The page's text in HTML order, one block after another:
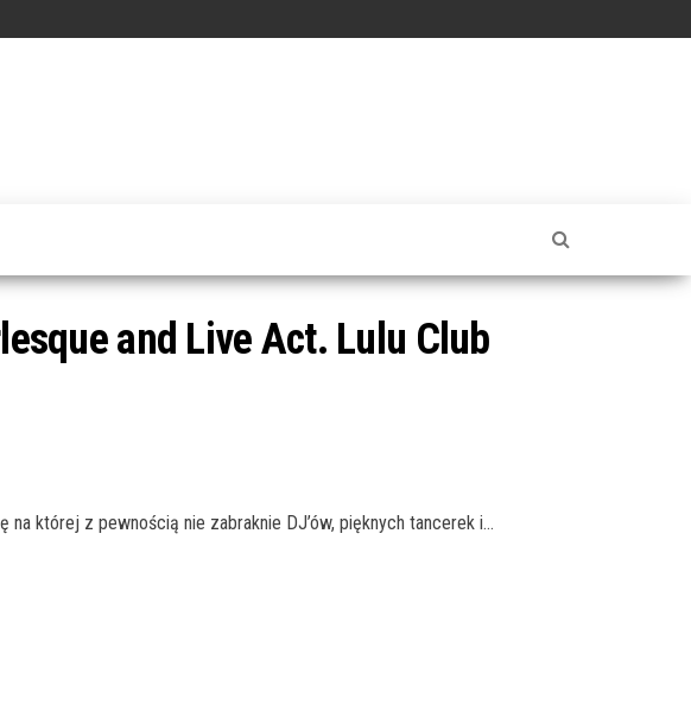
and Live Act. Lulu Club
której z pewnością nie zabraknie DJ’ów, pięknych tancerek i…